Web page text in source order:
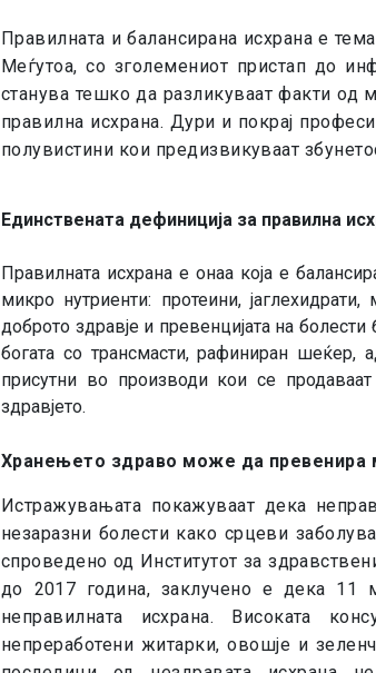
Правилната и балансирана исхрана е
Меѓутоа, со зголемениот пристап до
станува тешко да разликуваат факти од
правилна исхрана. Дури и покрај
полувистини кои предизвикуваат
Единствената дефиниција за правилна
Правилната исхрана е онаа која е
микро нутриенти: протеини,
доброто здравје и превенцијата на
богата со трансмасти, рафиниран шеќер,
присутни во производи кои се
здравјето.
Хранењето здраво може да превенира
Истражувањата покажуваат дека
незаразни болести како срцеви
спроведено од Институтот за
до 2017 година, заклучено е дека 11
неправилната исхрана. Високата
непреработени житарки, овошје и